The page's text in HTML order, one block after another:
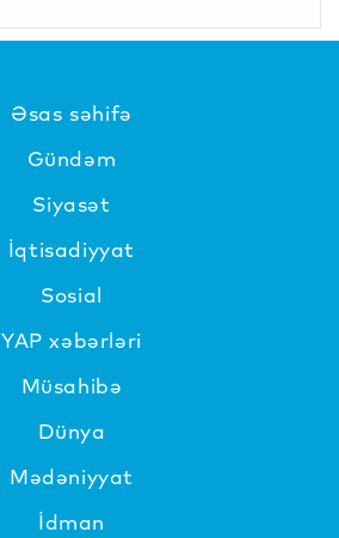
Əsas səhifə
Gündəm
Siyasət
İqtisadiyyat
Sosial
YAP xəbərləri
Müsahibə
Dünya
Mədəniyyat
İdman